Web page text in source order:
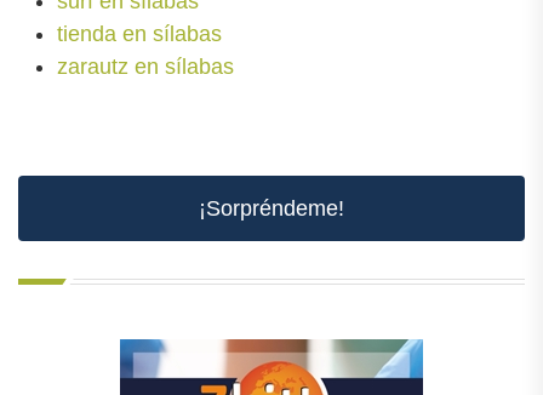
tienda en sílabas
zarautz en sílabas
¡Sorpréndeme!